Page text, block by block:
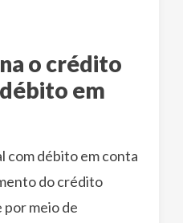
o crédito
em
com débito em conta
do crédito
por meio de